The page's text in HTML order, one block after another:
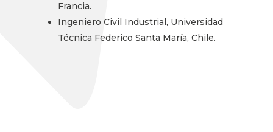
Francia.
Ingeniero Civil Industrial, Universidad
Técnica Federico Santa María, Chile.